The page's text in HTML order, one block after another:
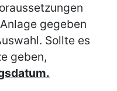
gegeben
Sollte es
geben,